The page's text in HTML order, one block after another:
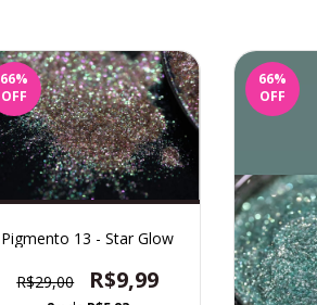
66%
OFF
Pigmento 13 - Star Glow
R$29,00 R$9,99
66%
OFF